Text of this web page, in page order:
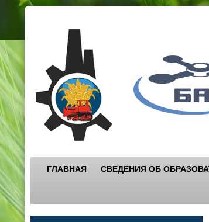
ГЛАВНАЯ СВЕДЕНИЯ ОБ